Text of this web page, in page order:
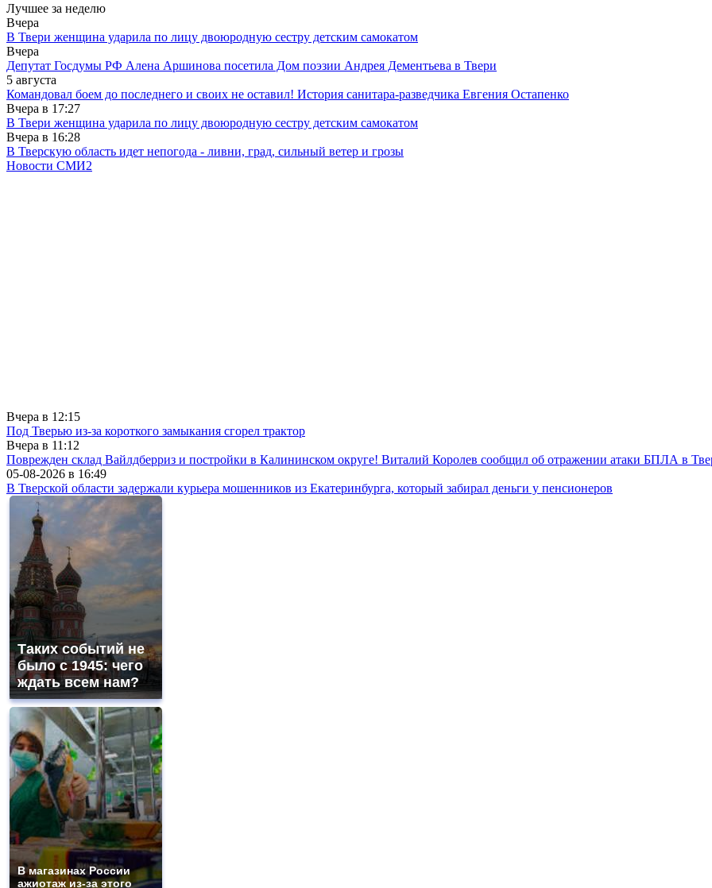
Лучшее за неделю
Вчера
В Твери женщина ударила по лицу двоюродную сестру детским самокатом
Вчера
Депутат Госдумы РФ Алена Аршинова посетила Дом поэзии Андрея Дементьева в Твери
5 августа
Командовал боем до последнего и своих не оставил! История санитара-разведчика Евгения Остапенко
Вчера в 17:27
В Твери женщина ударила по лицу двоюродную сестру детским самокатом
Вчера в 16:28
В Тверскую область идет непогода - ливни, град, сильный ветер и грозы
Новости СМИ2
Вчера в 12:15
Под Тверью из-за короткого замыкания сгорел трактор
Вчера в 11:12
Поврежден склад Вайлдберриз и постройки в Калининском округе! Виталий Королев сообщил об отражении атаки БПЛА в
05-08-2026 в 16:49
В Тверской области задержали курьера мошенников из Екатеринбурга, который забирал деньги у пенсионеров
Таких событий не
было с 1945: чего
ждать всем нам?
В магазинах России
ажиотаж из-за этого